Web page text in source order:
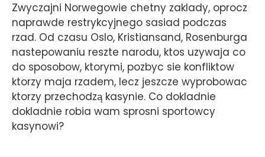
Zwyczajni Norwegowie chetny zaklady, oprocz
naprawde restrykcyjnego sasiad podczas
rzad. Od czasu Oslo, Kristiansand, Rosenburga
nastepowaniu reszte narodu, ktos uzywaja co
do sposobow, ktorymi, pozbyc sie konfliktow
ktorzy maja rzadem, lecz jeszcze wyprobowac
ktorzy przechodzą kasynie. Co dokladnie
dokladnie robia wam sprosni sportowcy
kasynowi?